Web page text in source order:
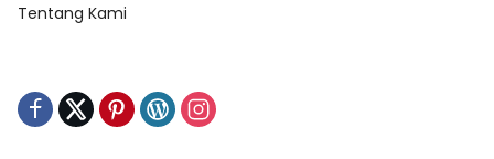
Tentang Kami